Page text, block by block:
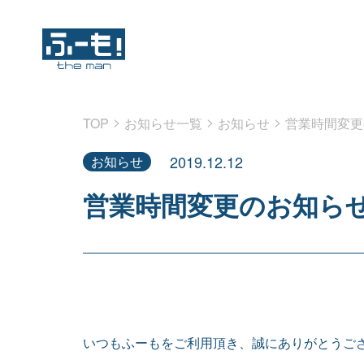
TOP > お知らせ一覧 > お知らせ > 営業時間変
お知らせ 2019.12.12
営業時間変更のお知ら
いつもふーもをご利用頂き、誠にありがとうご